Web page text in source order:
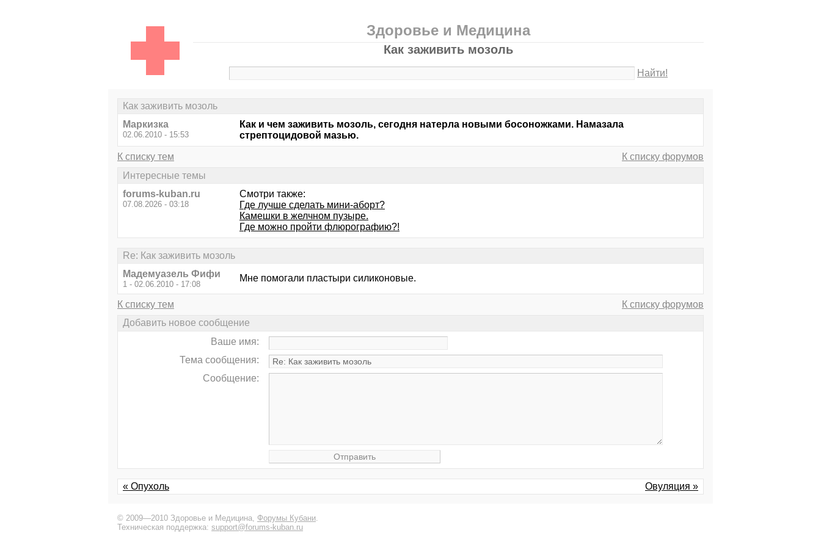
Здоровье и Медицина
Как заживить мозоль
Найти!
Как заживить мозоль
Маркизка
02.06.2010 - 15:53
Как и чем заживить мозоль, сегодня натерла новыми босоножками. Намазала
стрептоцидовой мазью.
К списку тем
К списку форумов
Интересные темы
forums-kuban.ru
07.08.2026 - 03:18
Смотри также:
Где лучше сделать мини-аборт?
Камешки в желчном пузыре.
Где можно пройти флюрографию?!
Re: Как заживить мозоль
Мадемуазель Фифи
1 - 02.06.2010 - 17:08
Мне помогали пластыри силиконовые.
К списку тем
К списку форумов
Добавить новое сообщение
Ваше имя:
Тема сообщения:
Сообщение:
« Опухоль Овуляция »
© 2009—2010 Здоровье и Медицина, Форумы Кубани
Техническая поддержка: support@forums-kuban.ru